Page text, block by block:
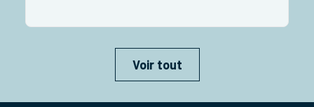
Voir tout